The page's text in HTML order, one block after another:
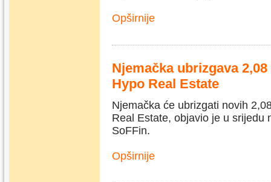
Opširnije
Njemačka ubrizgava
Hypo Real Estate
Njemačka će ubrizgati novih
Real Estate, objavio je u srijedu
SoFFin.
Opširnije